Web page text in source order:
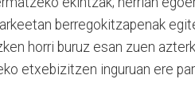
berregokitzapenak
horri buruz esan zuen
etxebizitzen inguruan ere